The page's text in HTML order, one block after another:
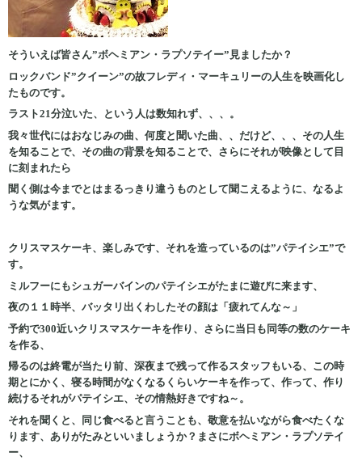
そういえば皆さん”ボヘミアン・ラプソテイー”見ましたか？
ロックバンド”クイーン”の故フレディ・マーキュリーの人生を映画化し
たものです。
ラスト21分泣いた、という人は数知れず、、、。
我々世代にはおなじみの曲、何度と聞いた曲、、だけど、、、その人生
を知ることで、その曲の背景を知ることで、さらにそれが映像として目
に刻まれたら
聞く側は今までとはまるっきり違うものとして聞こえるように、なるよ
うな気がます。
クリスマスケーキ、楽しみです、それを造っているのは”パテイシエ”で
す。
ミルフーにもシュガーバインのパテイシエがたまに遊びに来ます、
夜の１１時半、バッタリ出くわしたその顔は「疲れてんな～」
予約で300近いクリスマスケーキを作り、さらに当日も同等の数のケーキ
を作る、
帰るのは終電が当たり前、深夜まで残って作るスタッフもいる、この時
期とにかく、寝る時間がなくなるくらいケーキを作って、作って、作り
続けるそれがパテイシエ、その情熱好きですね～。
それを聞くと、同じ食べると言うことも、敬意を払いながら食べたくな
ります、ありがたみといいましょうか？まさにボヘミアン・ラプソテイ
ー、